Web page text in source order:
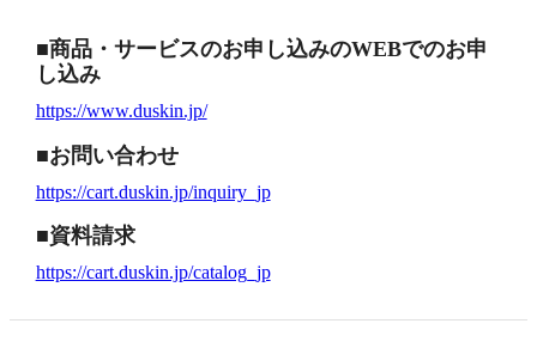
■商品・サービスのお申し込みのWEBでのお申
し込み
https://www.duskin.jp/
■お問い合わせ
https://cart.duskin.jp/inquiry_jp
■資料請求
https://cart.duskin.jp/catalog_jp